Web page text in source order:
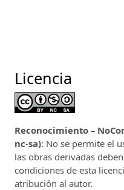
Licencia
Reconocimiento –
nc-sa): No se permite el
las obras derivadas
condiciones de esta
atribución al autor.